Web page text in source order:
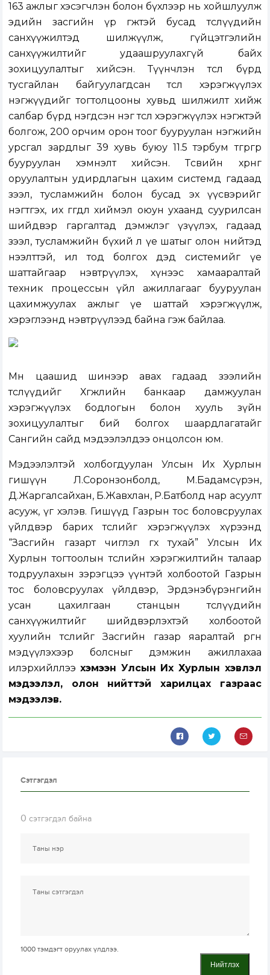
163 ажлыг хэсэгчлэн болон бүхлээр нь хойшлуулж
эдийн засгийн үр өгөөжтэй бусад төслүүдийн
санхүүжилтэд шилжүүлж, гүйцэтгэлийн
санхүүжилтийг удаашруулахгүй байх
зохицуулалтыг хийсэн. Түүнчлэн төсөл бүрд
тусгайлан байгуулагдсан төсөл хэрэгжүүлэх
нэгжүүдийг тогтолцооны хувьд шилжилт хийж
салбар бүрд нэгдсэн нэг төсөл хэрэгжүүлэх нэгжтэй
болгож, 200 орчим орон тоог бууруулан нэгжийн
урсгал зардлыг 39 хувь буюу 11.5 тэрбум төгрөгөөр
бууруулан хэмнэлт хийсэн. Төсвийн хөрөнгө
оруулалтын удирдлагын цахим системд гадаад
зээл, тусламжийн болон бусад эх үүсвэрийг
нэгтгэх, их өгөгдөл хиймэл оюун ухаанд суурилсан
шийдвэр гаргалтад дэмжлэг үзүүлэх, гадаад
зээл, тусламжийн бүхий л үе шатыг олон нийтэд
нээлттэй, ил тод болгох дэд системийг үе
шаттайгаар нэвтрүүлэх, хүнээс хамааралтай
техник процессын үйл ажиллагааг бууруулан
цахимжуулах ажлыг үе шаттай хэрэгжүүлж,
хэрэглээнд нэвтрүүлээд байна гэж байлаа.
Мөн цаашид шинээр авах гадаад зээлийн
төслүүдийг Хөгжлийн банкаар дамжуулан
хэрэгжүүлэх бодлогын болон хууль зүйн
зохицуулалтыг бий болгох шаардлагатайг
Сангийн сайд мэдээлэлдээ онцолсон юм.
Мэдээлэлтэй холбогдуулан Улсын Их Хурлын
гишүүн Л.Соронзонболд, М.Бадамсүрэн,
Д.Жаргалсайхан, Б.Жавхлан, Р.Батболд нар асуулт
асууж, үг хэлэв. Гишүүд Газрын тос боловсруулах
үйлдвэр барих төслийг хэрэгжүүлэх хүрээнд
“Засгийн газарт чиглэл өгөх тухай” Улсын Их
Хурлын тогтоолын төслийн хэрэгжилтийн талаар
тодруулахын зэрэгцээ үүнтэй холбоотой Газрын
тос боловсруулах үйлдвэр, Эрдэнэбүрэнгийн
усан цахилгаан станцын төслүүдийн
санхүүжилтийг шийдвэрлэхтэй холбоотой
хуулийн төслийг Засгийн газар яаралтай өргөн
мэдүүлэхээр болсныг дэмжин ажиллахаа
илэрхийллээхэмээн Улсын Их Хурлын хэвлэл
мэдээлэл, олон нийттэй харилцах газраас
мэдээлэв.
Сэтгэгдэл
0 сэтгэгдэл байна
1000 тэмдэгт оруулах үлдлээ.
Нийтлэх